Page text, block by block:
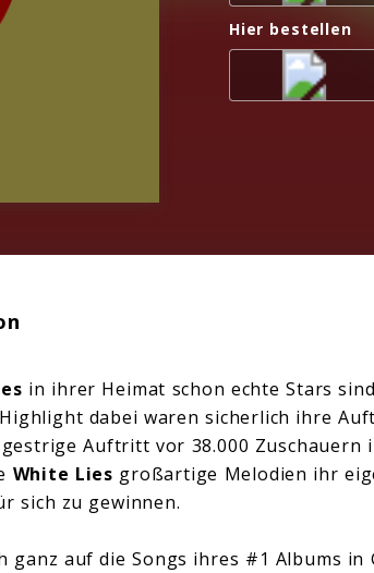
Hier bestellen
in ihrer Heimat schon echte Stars
dabei waren sicherlich ihre
Auftritt vor 38.000 Zuschauern
White Lies großartige Melodien ihr
sich zu gewinnen.
ganz auf die Songs ihres #1 Albums